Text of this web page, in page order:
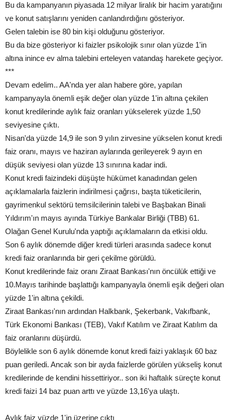
Bu da kampanyanın piyasada 12 milyar liralık bir hacim yaratığını
ve konut satışlarını yeniden canlandırdığını gösteriyor.
Gelen talebin ise 80 bin kişi olduğunu gösteriyor.
Bu da bize gösteriyor ki faizler psikolojik sınır olan yüzde 1'in
altına inince ev alma talebini erteleyen vatandaş harekete geçiyor.
***
Devam edelim.. AA'nda yer alan habere göre, yapılan
kampanyayla önemli eşik değer olan yüzde 1'in altına çekilen
konut kredilerinde aylık faiz oranları yükselerek yüzde 1,50
seviyesine çıktı.
Nisan'da yüzde 14,9 ile son 9 yılın zirvesine yükselen konut kredi
faiz oranı, mayıs ve haziran aylarında gerileyerek 9 ayın en
düşük seviyesi olan yüzde 13 sınırına kadar indi.
Konut kredi faizindeki düşüşte hükümet kanadından gelen
açıklamalarla faizlerin indirilmesi çağrısı, başta tüketicilerin,
gayrimenkul sektörü temsilcilerinin talebi ve Başbakan Binali
Yıldırım'ın mayıs ayında Türkiye Bankalar Birliği (TBB) 61.
Olağan Genel Kurulu'nda yaptığı açıklamaların da etkisi oldu.
Son 6 aylık dönemde diğer kredi türleri arasında sadece konut
kredi faiz oranlarında bir geri çekilme görüldü.
Konut kredilerinde faiz oranı Ziraat Bankası'nın öncülük ettiği ve
10.Mayıs tarihinde başlattığı kampanyayla önemli eşik değeri olan
yüzde 1'in altına çekildi.
Ziraat Bankası'nın ardından Halkbank, Şekerbank, Vakıfbank,
Türk Ekonomi Bankası (TEB), Vakıf Katılım ve Ziraat Katılım da
faiz oranlarını düşürdü.
Böylelikle son 6 aylık dönemde konut kredi faizi yaklaşık 60 baz
puan geriledi. Ancak son bir ayda faizlerde görülen yükseliş konut
kredilerinde de kendini hissettiriyor.. son iki haftalık süreçte konut
kredi faizi 14 baz puan arttı ve yüzde 13,16'ya ulaştı.
Aylık faiz yüzde 1'in üzerine çıktı